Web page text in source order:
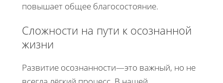
повышает общее благосостояние.
Сложности на пути к осознанной
жизни
Развитие осознанности—это важный, но не